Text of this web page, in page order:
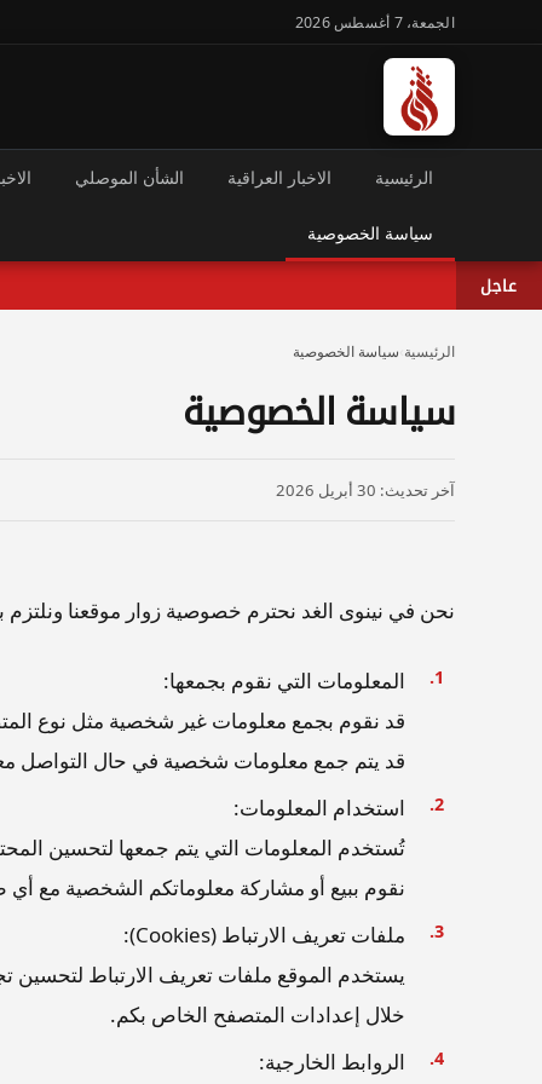
الجمعة، 7 أغسطس 2026
الرئيسية الاخبار العراقية الشأن الموصلي
سياسة الخصوصية
عاجل
الرئيسية سياسة الخصوصية
سياسة الخصوصية
آخر تحديث: 30 أبريل 2026
نحن في نينوى الغد نحترم خصوصية زوار موقعنا
المعلومات التي نقوم بجمعها:
قد يتم جمع معلومات شخصية في حال التواصل معنا
استخدام المعلومات:
تُستخدم المعلومات التي يتم جمعها لتحسين
نقوم ببيع أو مشاركة معلوماتكم الشخصية مع أي
ملفات تعريف الارتباط (Cookies):
يستخدم الموقع ملفات تعريف الارتباط لتحسين
خلال إعدادات المتصفح الخاص بكم.
الروابط الخارجية: